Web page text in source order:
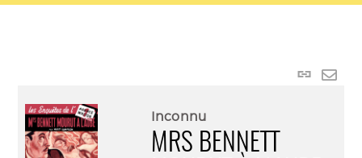
Lien
Inconnu
MRS BENNETT